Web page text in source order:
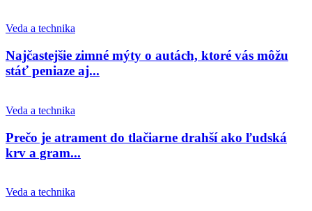
Veda a technika
Najčastejšie zimné mýty o autách, ktoré vás môžu
stáť peniaze aj...
Veda a technika
Prečo je atrament do tlačiarne drahší ako ľudská
krv a gram...
Veda a technika